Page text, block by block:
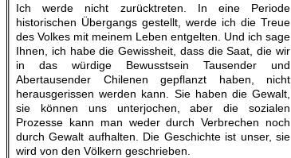
Ich werde nicht zurücktreten. In eine Periode
historischen Übergangs gestellt, werde ich die Treue
des Volkes mit meinem Leben entgelten. Und ich sage
Ihnen, ich habe die Gewissheit, dass die Saat, die wir
in das würdige Bewusstsein Tausender und
Abertausender Chilenen gepflanzt haben, nicht
herausgerissen werden kann. Sie haben die Gewalt,
sie können uns unterjochen, aber die sozialen
Prozesse kann man weder durch Verbrechen noch
durch Gewalt aufhalten. Die Geschichte ist unser, sie
wird von den Völkern geschrieben.